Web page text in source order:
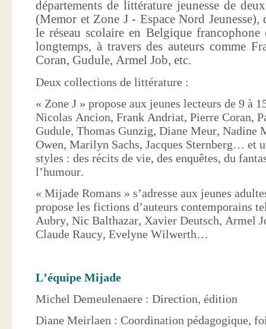
départements de littérature jeunesse de
(Memor et Zone J - Espace Nord
le réseau scolaire en Belgique francophone
longtemps, à travers des auteurs comme
Coran, Gudule, Armel Job, etc.
Deux collections de littérature :
« Zone J » propose aux jeunes lecteurs de 9 à
Nicolas Ancion, Frank Andriat, Pierre Coran,
Gudule, Thomas Gunzig, Diane Meur, Nadine
Owen, Marilyn Sachs, Jacques Sternberg… et
styles : des récits de vie, des enquêtes, du
l’humour.
« Mijade Romans » s’adresse aux jeunes
propose les fictions d’auteurs contemporains
Aubry, Nic Balthazar, Xavier Deutsch, Armel
Claude Raucy, Evelyne Wilwerth…
L’équipe Mijade
Michel Demeulenaere : Direction, édition
Diane Meirlaen : Coordination pédagogique,